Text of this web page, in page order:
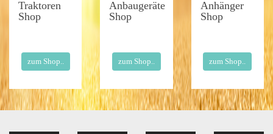
Traktoren
Shop
zum Shop..
Anbaugeräte
Shop
zum Shop..
Anhänger
Shop
zum Shop..